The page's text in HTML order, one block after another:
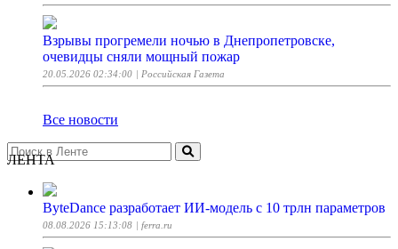
Взрывы прогремели ночью в Днепропетровске,
очевидцы сняли мощный пожар
20.05.2026 02:34:00 | Российская Газета
Все новости
ЛЕНТА
ByteDance разработает ИИ-модель с 10 трлн параметров
08.08.2026 15:13:08 | ferra.ru